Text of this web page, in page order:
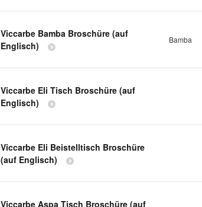
Viccarbe Bamba Broschüre (auf
Englisch)
Bamba
Viccarbe Eli Tisch Broschüre (auf
Englisch)
Viccarbe Eli Beistelltisch Broschüre
(auf Englisch)
Viccarbe Aspa Tisch Broschüre (auf